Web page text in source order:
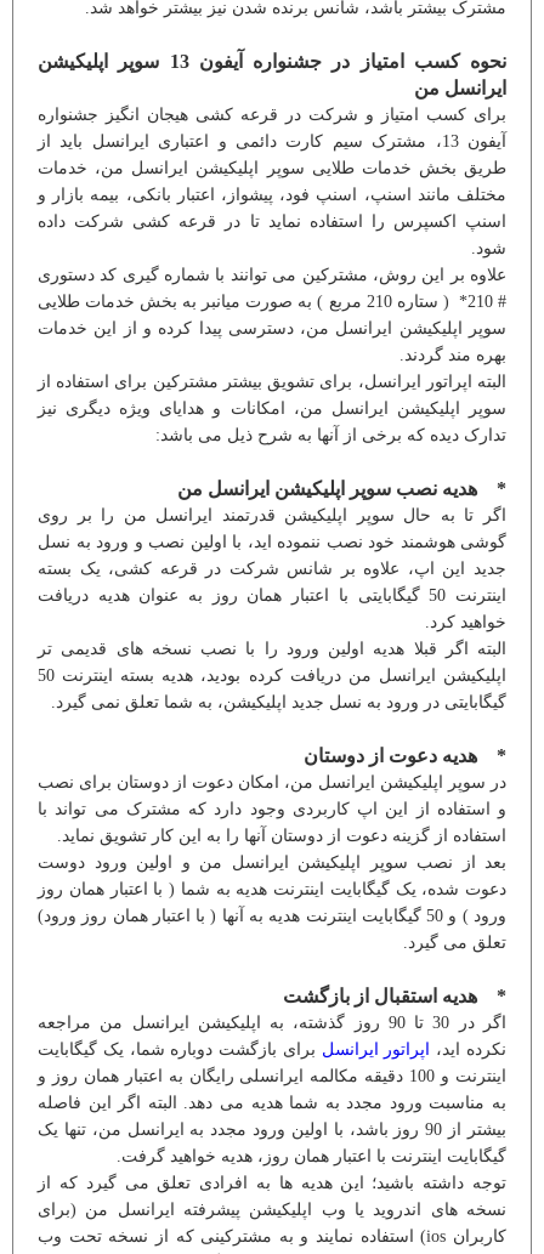
مشترک بیشتر باشد، شانس برنده شدن نیز بیشتر خواهد شد.
نحوه کسب امتیاز در جشنواره آیفون 13 سوپر اپلیکیشن
ایرانسل من
برای کسب امتیاز و شرکت در قرعه کشی هیجان انگیز جشنواره
آیفون 13، مشترک سیم کارت دائمی و اعتباری ایرانسل باید از
طریق بخش خدمات طلایی سوپر اپلیکیشن ایرانسل من، خدمات
مختلف مانند اسنپ، اسنپ فود، پیشواز، اعتبار بانکی، بیمه بازار و
اسنپ اکسپرس را استفاده نماید تا در قرعه کشی شرکت داده
شود.
علاوه بر این روش، مشترکین می توانند با شماره گیری کد دستوری
# 210* ( ستاره 210 مربع ) به صورت میانبر به بخش خدمات طلایی
سوپر اپلیکیشن ایرانسل من، دسترسی پیدا کرده و از این خدمات
بهره مند گردند.
البته اپراتور ایرانسل، برای تشویق بیشتر مشترکین برای استفاده از
سوپر اپلیکیشن ایرانسل من، امکانات و هدایای ویژه دیگری نیز
تدارک دیده که برخی از آنها به شرح ذیل می باشد:
* هدیه نصب سوپر اپلیکیشن ایرانسل من
اگر تا به حال سوپر اپلیکیشن قدرتمند ایرانسل من را بر روی
گوشی هوشمند خود نصب ننموده اید، با اولین نصب و ورود به نسل
جدید این اپ، علاوه بر شانس شرکت در قرعه کشی، یک بسته
اینترنت 50 گیگابایتی با اعتبار همان روز به عنوان هدیه دریافت
خواهید کرد.
البته اگر قبلا هدیه اولین ورود را با نصب نسخه های قدیمی تر
اپلیکیشن ایرانسل من دریافت کرده بودید، هدیه بسته اینترنت 50
گیگابایتی در ورود به نسل جدید اپلیکیشن، به شما تعلق نمی گیرد.
* هدیه دعوت از دوستان
در سوپر اپلیکیشن ایرانسل من، امکان دعوت از دوستان برای نصب
و استفاده از این اپ کاربردی وجود دارد که مشترک می تواند با
استفاده از گزینه دعوت از دوستان آنها را به این کار تشویق نماید.
بعد از نصب سوپر اپلیکیشن ایرانسل من و اولین ورود دوست
دعوت شده، یک گیگابایت اینترنت هدیه به شما ( با اعتبار همان روز
ورود ) و 50 گیگابایت اینترنت هدیه به آنها ( با اعتبار همان روز ورود)
تعلق می گیرد.
* هدیه استقبال از بازگشت
اگر در 30 تا 90 روز گذشته، به اپلیکیشن ایرانسل من مراجعه
نکرده اید، اپراتور ایرانسل برای بازگشت دوباره شما، یک گیگابایت
اینترنت و 100 دقیقه مکالمه ایرانسلی رایگان به اعتبار همان روز و
به مناسبت ورود مجدد به شما هدیه می دهد. البته اگر این فاصله
بیشتر از 90 روز باشد، با اولین ورود مجدد به ایرانسل من، تنها یک
گیگابایت اینترنت با اعتبار همان روز، هدیه خواهید گرفت.
توجه داشته باشید؛ این هدیه ها به افرادی تعلق می گیرد که از
نسخه های اندروید یا وب اپلیکیشن پیشرفته ایرانسل من (برای
کاربران ios) استفاده نمایند و به مشترکینی که از نسخه تحت وب